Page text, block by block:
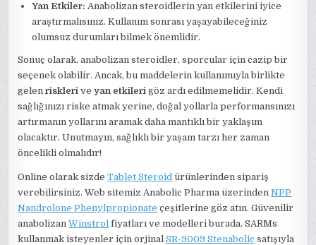
Yan Etkiler: Anabolizan steroidlerin yan etkilerini iyice
araştırmalısınız. Kullanım sonrası yaşayabileceğiniz
olumsuz durumları bilmek önemlidir.
Sonuç olarak, anabolizan steroidler, sporcular için cazip bir
seçenek olabilir. Ancak, bu maddelerin kullanımıyla birlikte
gelenriskleri veyan etkileri göz ardı edilmemelidir. Kendi
sağlığınızı riske atmak yerine, doğal yollarla performansınızı
artırmanın yollarını aramak daha mantıklı bir yaklaşım
olacaktır. Unutmayın, sağlıklı bir yaşam tarzı her zaman
öncelikli olmalıdır!
Online olarak sizdeTablet Steroid ürünlerinden sipariş
verebilirsiniz. Web sitemiz Anabolic Pharma üzerindenNPP
Nandrolone Phenylpropionate çeşitlerine göz atın. Güvenilir
anabolizanWinstrol fiyatları ve modelleri burada. SARMs
kullanmak isteyenler için orjinalSR-9009 Stenabolic satışıyla